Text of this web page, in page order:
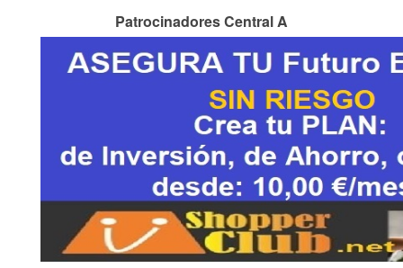
Patrocinadores Central A